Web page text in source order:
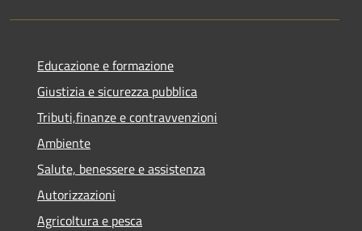
Educazione e formazione
Giustizia e sicurezza pubblica
Tributi,finanze e contravvenzioni
Ambiente
Salute, benessere e assistenza
Autorizzazioni
Agricoltura e pesca